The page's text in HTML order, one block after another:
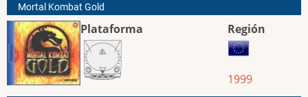
Mortal Kombat Gold
Plataforma Región
1999